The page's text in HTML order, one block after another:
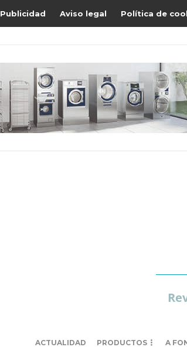
Publicidad Aviso legal Política de
ACTUALIDAD PRODUCTOS A